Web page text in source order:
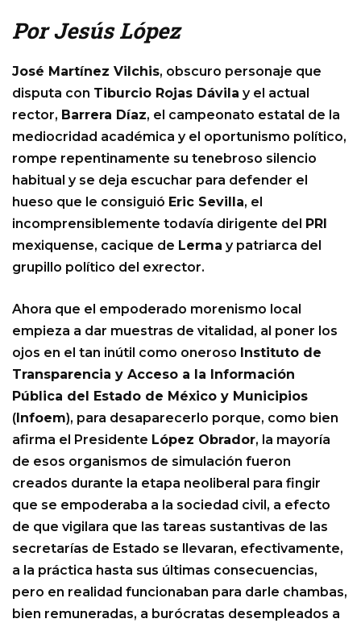
Por Jesús López
José Martínez Vilchis, obscuro personaje que
disputa con Tiburcio Rojas Dávila y el actual
rector, Barrera Díaz, el campeonato estatal de la
mediocridad académica y el oportunismo político,
rompe repentinamente su tenebroso silencio
habitual y se deja escuchar para defender el
hueso que le consiguió Eric Sevilla, el
incomprensiblemente todavía dirigente del PRI
mexiquense, cacique de Lerma y patriarca del
grupillo político del exrector.
Ahora que el empoderado morenismo local
empieza a dar muestras de vitalidad, al poner los
ojos en el tan inútil como oneroso Instituto de
Transparencia y Acceso a la Información
Pública del Estado de México y Municipios
(Infoem), para desaparecerlo porque, como bien
afirma el Presidente López Obrador, la mayoría
de esos organismos de simulación fueron
creados durante la etapa neoliberal para fingir
que se empoderaba a la sociedad civil, a efecto
de que vigilara que las tareas sustantivas de las
secretarías de Estado se llevaran, efectivamente,
a la práctica hasta sus últimas consecuencias,
pero en realidad funcionaban para darle chambas,
bien remuneradas, a burócratas desempleados a